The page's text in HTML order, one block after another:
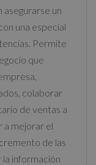
un
una especial
Permite
que
colaborar
de ventas a
a mejorar el
de las
información